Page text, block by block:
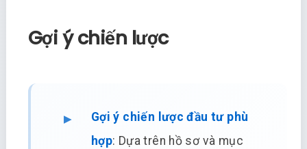
Gợi ý chiến lược
Gợi ý chiến lược đầu tư phù
hợp: Dựa trên hồ sơ và mục